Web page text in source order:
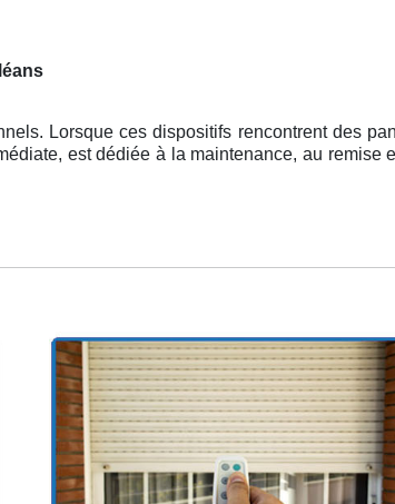
Lorsque ces dispositifs rencontrent des
est dédiée à la maintenance, au remise